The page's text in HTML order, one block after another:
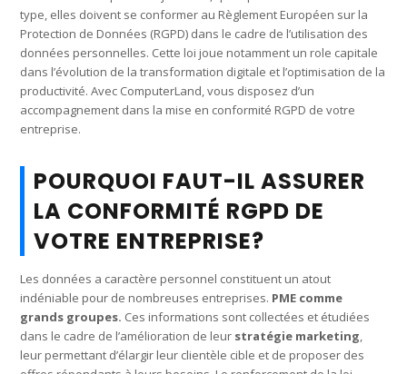
type, elles doivent se conformer au Règlement Européen sur la
Protection de Données (RGPD) dans le cadre de l’utilisation des
données personnelles. Cette loi joue notamment un role capitale
dans l’évolution de la transformation digitale et l’optimisation de la
productivité. Avec ComputerLand, vous disposez d’un
accompagnement dans la mise en conformité RGPD de votre
entreprise.
POURQUOI FAUT-IL ASSURER
LA CONFORMITÉ RGPD DE
VOTRE ENTREPRISE?
Les données a caractère personnel constituent un atout
indéniable pour de nombreuses entreprises. PME comme
grands groupes. Ces informations sont collectées et étudiées
dans le cadre de l’amélioration de leur stratégie marketing,
leur permettant d’élargir leur clientèle cible et de proposer des